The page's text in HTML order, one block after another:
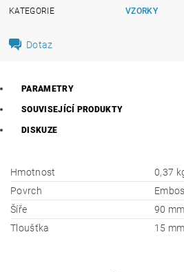
KATEGORIE
VZORKY
Dotaz
PARAMETRY
SOUVISEJÍCÍ PRODUKTY
DISKUZE
Hmotnost
0,37
Povrch
Šíře
90 mm
Tloušťka
15 mm